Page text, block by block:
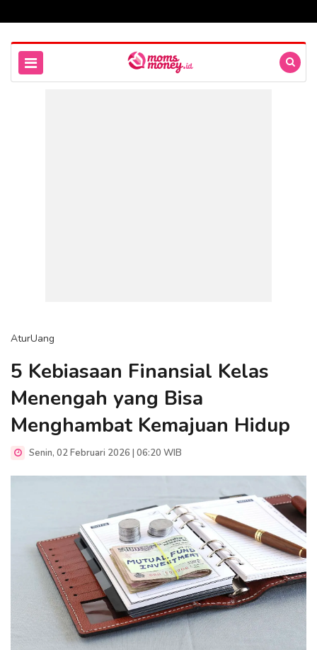
AturUang
5 Kebiasaan Finansial Kelas
Menengah yang Bisa
Menghambat Kemajuan Hidup
Senin, 02 Februari 2026 | 06:20 WIB